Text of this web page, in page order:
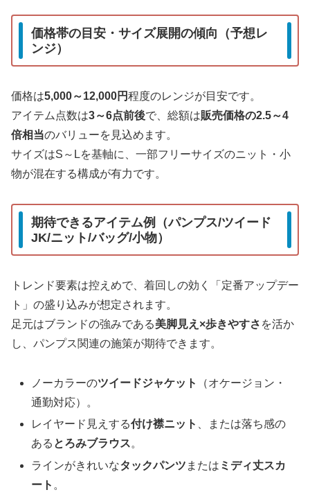
価格帯の目安・サイズ展開の傾向（予想レ
ンジ）
価格は5,000～12,000円程度のレンジが目安です。
アイテム点数は3～6点前後で、総額は販売価格の2.5～4
倍相当のバリューを見込めます。
サイズはS～Lを基軸に、一部フリーサイズのニット・小
物が混在する構成が有力です。
期待できるアイテム例（パンプス/ツイード
JK/ニット/バッグ/小物）
トレンド要素は控えめで、着回しの効く「定番アップデー
ト」の盛り込みが想定されます。
足元はブランドの強みである美脚見え×歩きやすさ を活か
し、パンプス関連の施策が期待できます。
ノーカラーのツイードジャケット
（オケージョン・
通勤対応）。
レイヤード見えする付け襟ニット 、または落ち感の
ある とろみブラウス。
ラインがきれいなタックパンツ または ミディ丈スカ
ート 。